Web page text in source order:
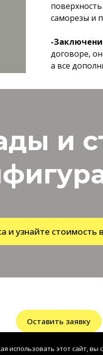
саморезы и
-
договоре,
а все
и
и узнайте стоимость
Оставить заявку
этот сайт, вы